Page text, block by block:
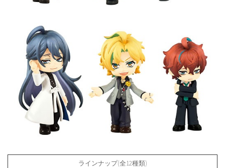
ラインナップ(全12種類)